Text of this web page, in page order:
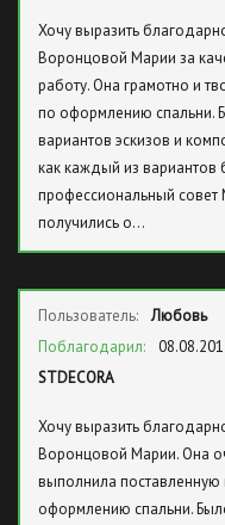
Хочу выразить
Воронцовой Марии за
работу. Она грамотно и
по оформлению спальни.
вариантов эскизов и
как каждый из
профессиональный
получились о…
Пользователь:
Любовь
Поблагодарил:
STDECORA
Хочу выразить
Воронцовой Марии. Она
выполнила поставленную
оформлению спальни.